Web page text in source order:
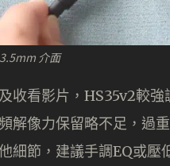
介面
收看影片，HS35v2較強
解像力保留略不足，過
細節，建議手調EQ或壓